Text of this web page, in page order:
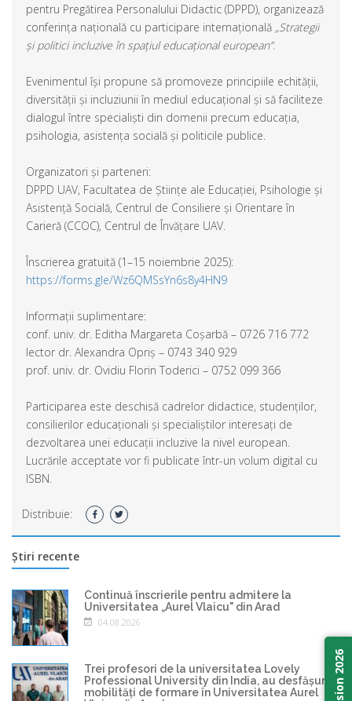
pentru Pregătirea Personalului Didactic (DPPD), organizează
conferința națională cu participare internațională „Strategii
și politici incluzive în spațiul educațional european”.
Evenimentul își propune să promoveze principiile echității,
diversității și incluziunii în mediul educațional și să faciliteze
dialogul între specialiști din domenii precum educația,
psihologia, asistența socială și politicile publice.
Organizatori și parteneri:
DPPD UAV, Facultatea de Științe ale Educației, Psihologie și
Asistență Socială, Centrul de Consiliere și Orientare în
Carieră (CCOC), Centrul de Învățare UAV.
Înscrierea gratuită (1–15 noiembrie 2025):
https://forms.gle/Wz6QMSsYn6s8y4HN9
Informații suplimentare:
conf. univ. dr. Editha Margareta Coșarbă – 0726 716 772
lector dr. Alexandra Opriș – 0743 340 929
prof. univ. dr. Ovidiu Florin Toderici – 0752 099 366
Participarea este deschisă cadrelor didactice, studenților,
consilierilor educaționali și specialiștilor interesați de
dezvoltarea unei educații incluzive la nivel european.
Lucrările acceptate vor fi publicate într-un volum digital cu
ISBN.
Distribuie:
Știri recente
Continuă înscrierile pentru admitere la
Universitatea „Aurel Vlaicu" din Arad
04.08.2026
Trei profesori de la universitatea Lovely
Professional University din India, au desfășurat
mobilități de formare în Universitatea Aurel